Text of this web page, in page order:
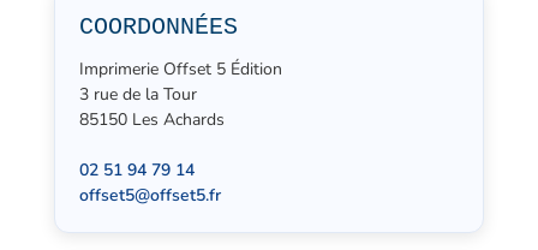
COORDONNÉES
Imprimerie Offset 5 Édition
3 rue de la Tour
85150 Les Achards
02 51 94 79 14
offset5@offset5.fr